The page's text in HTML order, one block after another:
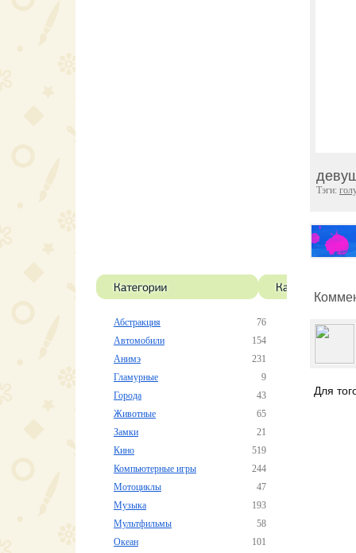
Абстракция
76
Автомобили
154
Анимэ
231
Гламурные
9
Города
43
Животные
65
Замки
21
Кино
519
Компьютерные игры
244
Мотоциклы
47
Музыка
193
Мультфильмы
58
Океан
101
Тэги:
Для